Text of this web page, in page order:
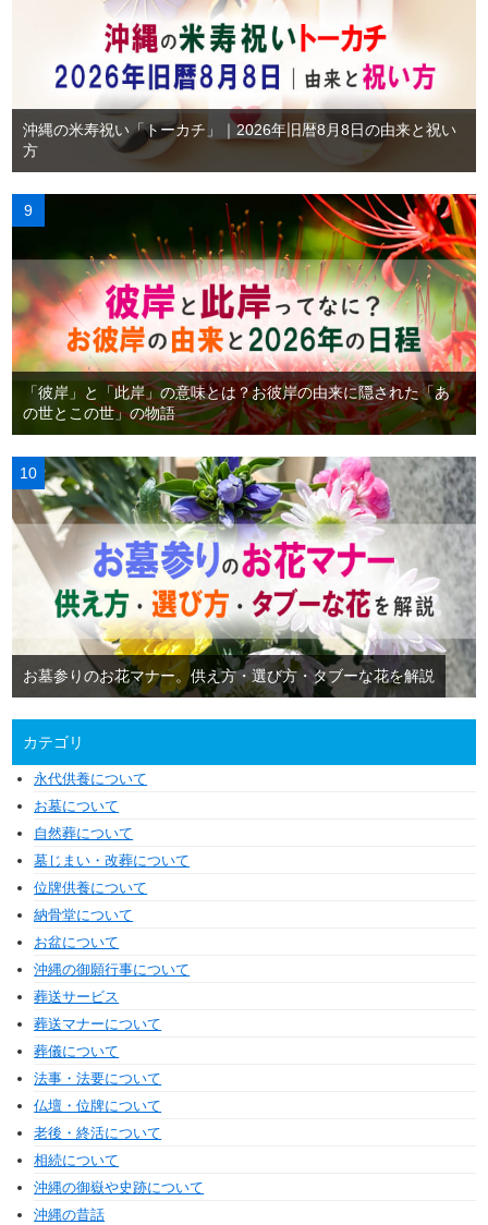
沖縄の米寿祝い「トーカチ」｜2026年旧暦8月8日の由来と祝い
方
「彼岸」と「此岸」の意味とは？お彼岸の由来に隠された「あ
の世とこの世」の物語
お墓参りのお花マナー。供え方・選び方・タブーな花を解説
カテゴリ
永代供養について
お墓について
自然葬について
墓じまい・改葬について
位牌供養について
納骨堂について
お盆について
沖縄の御願行事について
葬送サービス
葬送マナーについて
葬儀について
法事・法要について
仏壇・位牌について
老後・終活について
相続について
沖縄の御嶽や史跡について
沖縄の昔話